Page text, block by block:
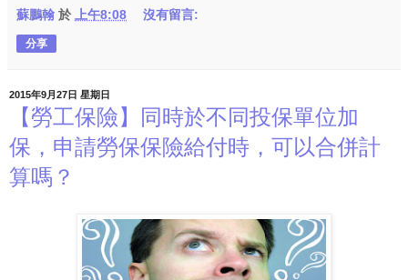
蘇鵬翰 於 上午8:08 沒有留言:
分享
2015年9月27日 星期日
【勞工保險】同時於不同投保單位加
保，申請勞保保險給付時，可以合併計
算嗎？